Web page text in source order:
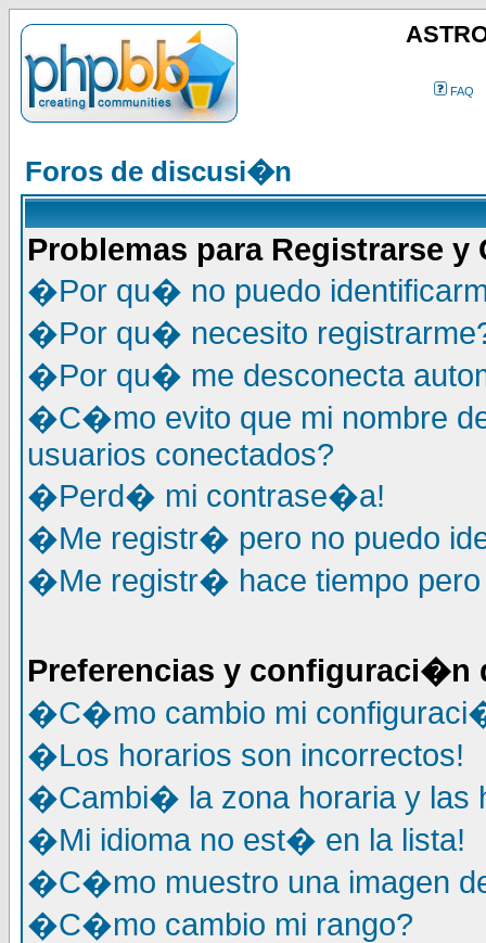
FAQ
Foros de discusi�n
Problemas para Registrarse y
�Por qu� no puedo
�Por qu� necesito
�Por qu� me desconecta
�C�mo evito que mi nombre
usuarios conectados?
�Perd� mi contrase�a!
�Me registr� pero no puedo
�Me registr� hace tiempo pero
Preferencias y configuraci�n
�C�mo cambio mi
�Los horarios son incorrectos!
�Cambi� la zona horaria y las
�Mi idioma no est� en la lista!
�C�mo muestro una imagen
�C�mo cambio mi rango?